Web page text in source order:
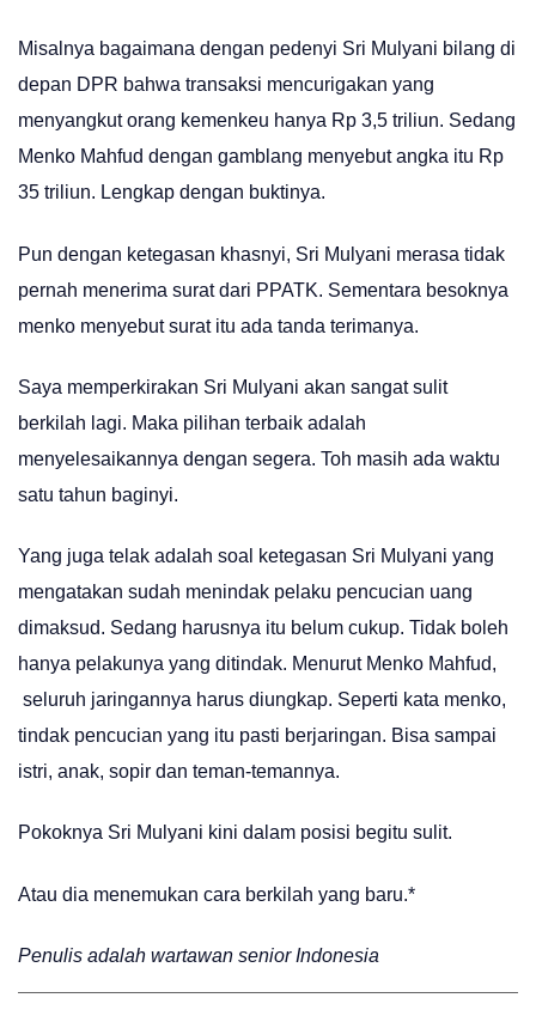
Misalnya bagaimana dengan pedenyi Sri Mulyani bilang di
depan DPR bahwa transaksi mencurigakan yang
menyangkut orang kemenkeu hanya Rp 3,5 triliun. Sedang
Menko Mahfud dengan gamblang menyebut angka itu Rp
35 triliun. Lengkap dengan buktinya.
Pun dengan ketegasan khasnyi, Sri Mulyani merasa tidak
pernah menerima surat dari PPATK. Sementara besoknya
menko menyebut surat itu ada tanda terimanya.
Saya memperkirakan Sri Mulyani akan sangat sulit
berkilah lagi. Maka pilihan terbaik adalah
menyelesaikannya dengan segera. Toh masih ada waktu
satu tahun baginyi.
Yang juga telak adalah soal ketegasan Sri Mulyani yang
mengatakan sudah menindak pelaku pencucian uang
dimaksud. Sedang harusnya itu belum cukup. Tidak boleh
hanya pelakunya yang ditindak. Menurut Menko Mahfud,
seluruh jaringannya harus diungkap. Seperti kata menko,
tindak pencucian yang itu pasti berjaringan. Bisa sampai
istri, anak, sopir dan teman-temannya.
Pokoknya Sri Mulyani kini dalam posisi begitu sulit.
Atau dia menemukan cara berkilah yang baru.*
Penulis adalah wartawan senior Indonesia